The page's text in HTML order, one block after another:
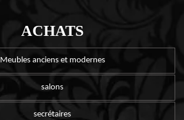
ACHATS
Meubles anciens et modernes
salons
secrétaires